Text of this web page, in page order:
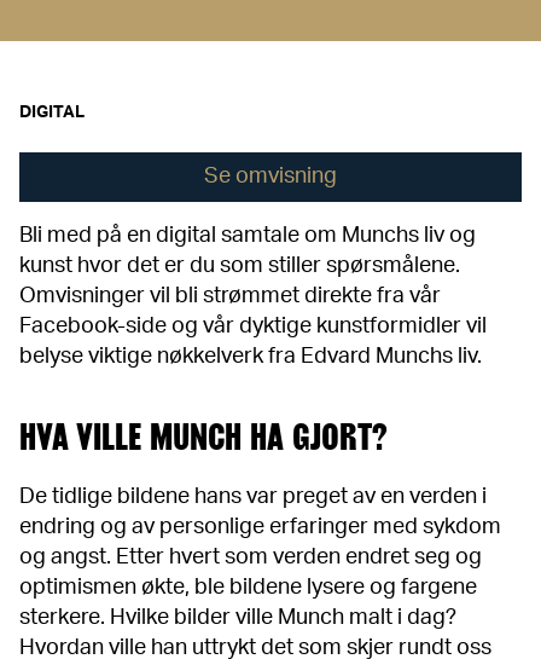
DIGITAL
Se omvisning
Bli med på en digital samtale om Munchs liv og
kunst hvor det er du som stiller spørsmålene.
Omvisninger vil bli strømmet direkte fra vår
Facebook-side og vår dyktige kunstformidler vil
belyse viktige nøkkelverk fra Edvard Munchs liv.
HVA VILLE MUNCH HA GJORT?
De tidlige bildene hans var preget av en verden i
endring og av personlige erfaringer med sykdom
og angst. Etter hvert som verden endret seg og
optimismen økte, ble bildene lysere og fargene
sterkere. Hvilke bilder ville Munch malt i dag?
Hvordan ville han uttrykt det som skjer rundt oss